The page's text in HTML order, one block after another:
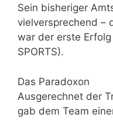
Sein bisheriger
vielversprechend –
war der erste
SPORTS).
Das Paradoxon
Ausgerechnet der
gab dem Team